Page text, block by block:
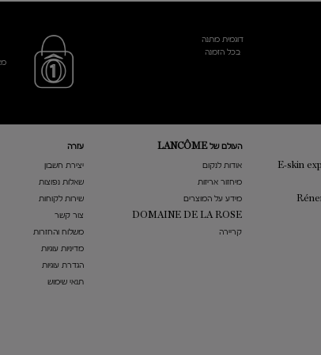
דוגמית מתנה
בכל הזמנה
העולם של LANCÔME
אודות לנקום
מיחזור אריזות
מידע על המוצרים
DOMAINE DE LA ROSE
קריירה
עזרה
​יצירת חשבון
שאלות נפוצות
שירות לקוחות
צור קשר
משלוח והחזרות
מדיניות עוגיות
הגדרת עוגיות
תנאי שימוש